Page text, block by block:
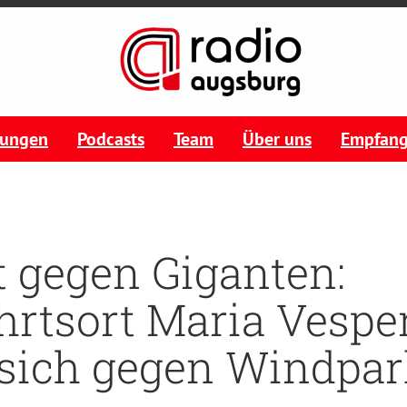
Podcasts Team Über uns Empfang
gegen Giganten:
Maria
gegen